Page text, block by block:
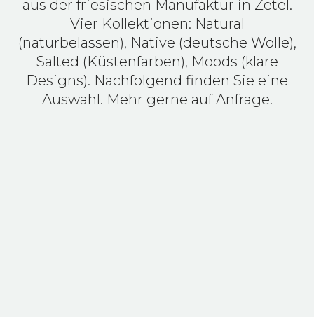
aus der friesischen Manufaktur in Zetel.
Vier Kollektionen: Natural
(naturbelassen), Native (deutsche Wolle),
Salted (Küstenfarben), Moods (klare
Designs). Nachfolgend finden Sie eine
Auswahl. Mehr gerne auf Anfrage.